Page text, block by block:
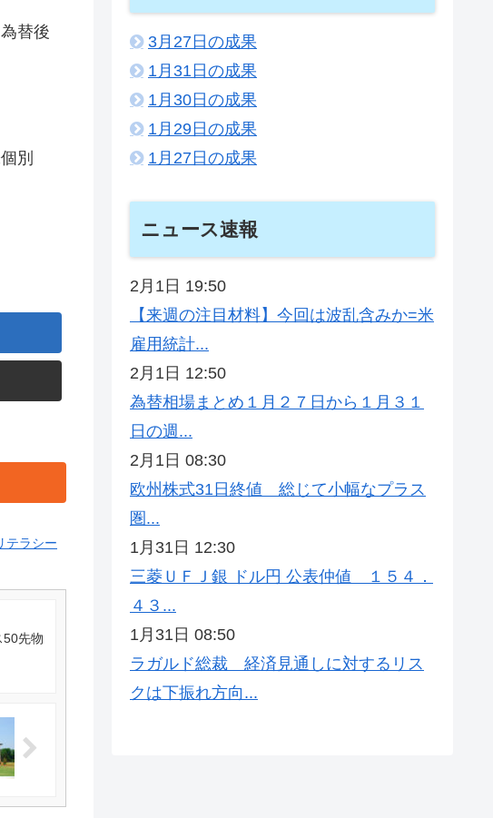
替後
別
テラシー
先物
3月27日の成果
1月31日の成果
1月30日の成果
1月29日の成果
1月27日の成果
ニュース速報
2月1日 19:50
【来週の注目材料】今回は波乱含みか=米
雇用統計...
2月1日 12:50
為替相場まとめ１月２７日から１月３１
日の週...
2月1日 08:30
欧州株式31日終値 総じて小幅なプラス
圏...
1月31日 12:30
三菱ＵＦＪ銀 ドル円 公表仲値 １５４．
４３...
1月31日 08:50
ラガルド総裁 経済見通しに対するリス
クは下振れ方向...